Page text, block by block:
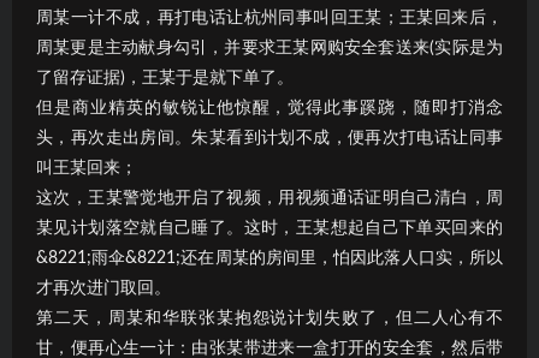
周某一计不成，再打电话让杭州同事叫回王某；王某回来后，
周某更是主动献身勾引，并要求王某网购安全套送来(实际是为
了留存证据)，王某于是就下单了。
但是商业精英的敏锐让他惊醒，觉得此事蹊跷，随即打消念
头，再次走出房间。朱某看到计划不成，便再次打电话让同事
叫王某回来；
这次，王某警觉地开启了视频，用视频通话证明自己清白，周
某见计划落空就自己睡了。这时，王某想起自己下单买回来的
&8221;雨伞&8221;还在周某的房间里，怕因此落人口实，所以
才再次进门取回。
第二天，周某和华联张某抱怨说计划失败了，但二人心有不
甘，便再心生一计：由张某带进来一盒打开的安全套，然后带